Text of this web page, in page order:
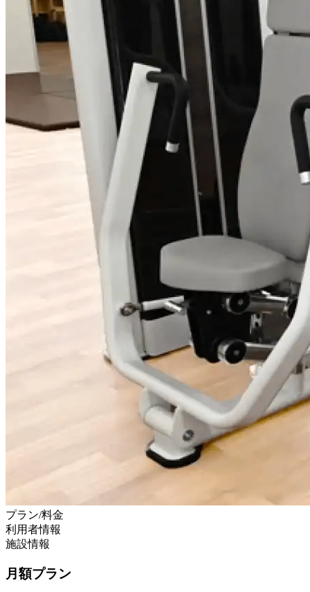
プラン/料金
利用者情報
施設情報
月額プラン